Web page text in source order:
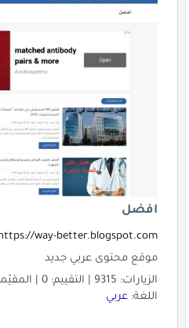
افضل
https://way-better.blogspot.com/
موقع محتوى عربي جديد
الزيارات: 9315 | التقييم: 0 | المقيّمين: 0 | الدولة:
اللغة: عربي